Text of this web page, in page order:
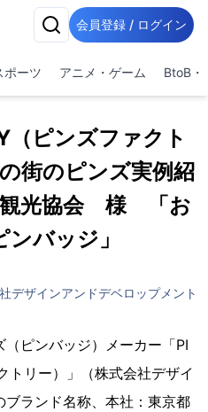
会員登録 / ログイン
ポーツ アニメ・ゲーム BtoB・
ピンズファクト
街のピンズ実例紹
観光協会 様 「お
バッジ」
デザインアンドデベロップメント
ピンバッジ）メーカー「PI
トリー）」（株式会社デザイ
ランド名称、本社：東京都